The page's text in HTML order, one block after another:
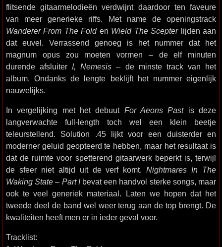
flitsende gitaarmelodieën verdwijnt daardoor ten faveure
van meer generieke riffs. Met name de openingstrack
Wanderer From The Folden Wield The Scepterlijden aan
dat euvel. Verrassend genoeg is het nummer dat het
magnum opus zou moeten vormen – de elf minuten
durende afsluiter I, Nemesis – de minste track van het
album. Ondanks de lengte beklijft het nummer eigenlijk
nauwelijks.
In vergelijking met het debuut For Aeons Pastis deze
langverwachte full-length toch wel een klein beetje
teleurstellend. Solution .45 lijkt voor een duisterder en
moderner geluid geopteerd te hebben, maar het resultaat is
dat de ruimte voor spetterend gitaarwerk beperkt is, terwijl
de sfeer niet altijd uit de verf komt.Nightmares In The
Waking State – Part Ibevat een handvol sterke songs, maar
ook te veel generiek materiaal. Laten we hopen dat het
tweede deel de band wel weer terug aan de top brengt. De
kwaliteiten heeft men er in ieder geval voor.
Tracklist: